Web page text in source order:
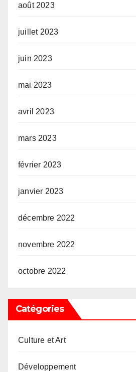
août 2023
juillet 2023
juin 2023
mai 2023
avril 2023
mars 2023
février 2023
janvier 2023
décembre 2022
novembre 2022
octobre 2022
Catégories
Culture et Art
Développement